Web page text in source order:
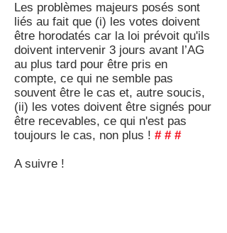
Les problèmes majeurs posés sont
liés au fait que (i) les votes doivent
être horodatés car la loi prévoit qu'ils
doivent intervenir 3 jours avant l’AG
au plus tard pour être pris en
compte, ce qui ne semble pas
souvent être le cas et, autre soucis,
(ii) les votes doivent être signés pour
être recevables, ce qui n'est pas
toujours le cas, non plus ! # # #
A suivre !